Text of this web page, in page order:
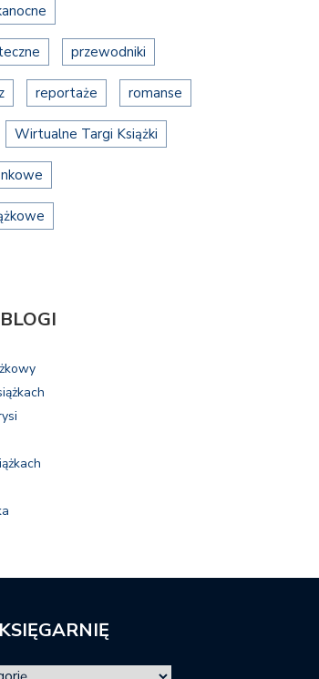
przewodniki
reportaże romanse
Wirtualne Targi Książki